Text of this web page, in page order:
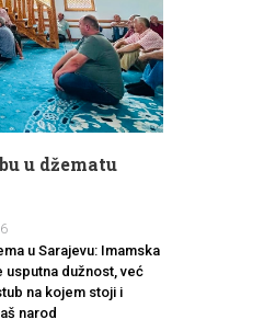
u džematu
u Sarajevu: Imamska
usputna dužnost, već
na kojem stoji i
narod